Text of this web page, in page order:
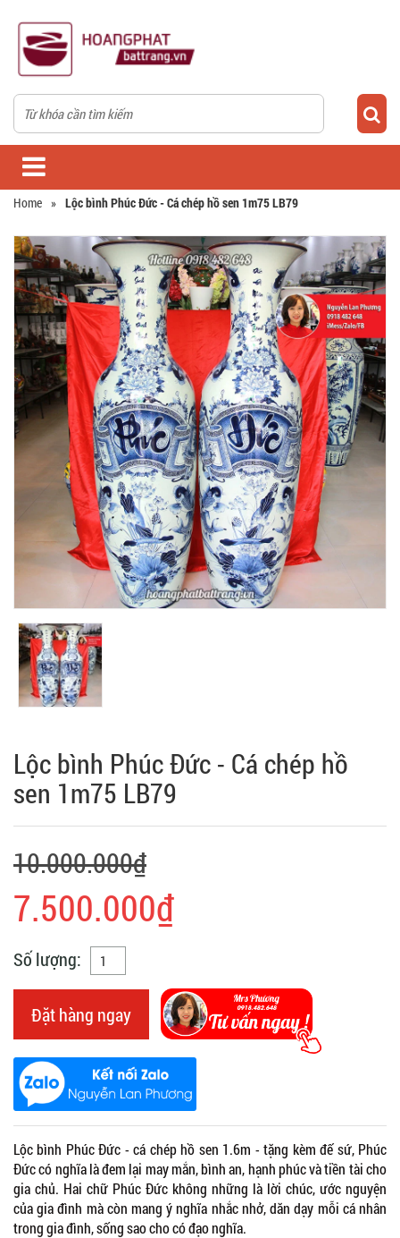
Home » Lộc bình Phúc Đức - Cá chép hồ sen 1m75 LB79
Lộc bình Phúc Đức - Cá chép hồ
sen 1m75 LB79
10.000.000₫
7.500.000₫
Số lượng:
Đặt hàng ngay
Lộc bình Phúc Đức - cá chép hồ sen 1.6m - tặng kèm đế sứ, Phúc
Đức có nghĩa là đem lại may mắn, bình an, hạnh phúc và tiền tài cho
gia chủ. Hai chữ Phúc Đức không những là lời chúc, ước nguyện
của gia đình mà còn mang ý nghĩa nhắc nhở, dăn dạy mỗi cá nhân
trong gia đình, sống sao cho có đạo nghĩa.